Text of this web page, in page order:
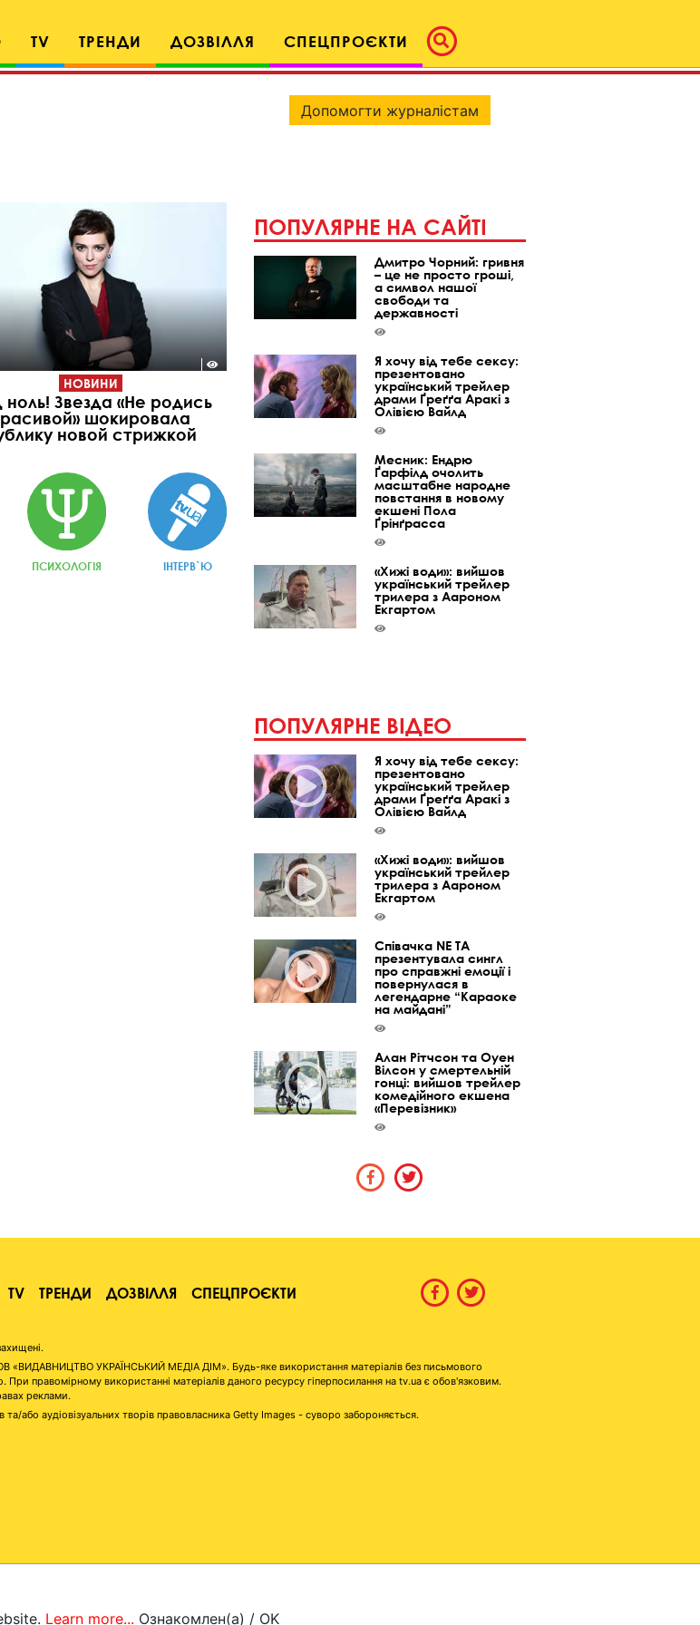
TV ТРЕНДИ ДОЗВІЛЛЯ СПЕЦПРОЄКТИ
НОВИНИ
ноль! Звезда «Не родись
шокировала
новой стрижкой
ПСИХОЛОГІЯ ІНТЕРВ`Ю
Допомогти журналістам
ПОПУЛЯРНЕ НА САЙТІ
Дмитро Чорний: гривня
– це не просто гроші,
а символ нашої
свободи та
державності
Я хочу від тебе сексу:
презентовано
український трейлер
драми Ґреґґа Аракі з
Олівією Вайлд
Месник: Ендрю
Ґарфілд очолить
масштабне народне
повстання в новому
екшені Пола
Ґрінґрасса
«Хижі води»: вийшов
український трейлер
трилера з Аароном
Екгартом
ПОПУЛЯРНЕ ВІДЕО
Я хочу від тебе сексу:
презентовано
український трейлер
драми Ґреґґа Аракі з
Олівією Вайлд
«Хижі води»: вийшов
український трейлер
трилера з Аароном
Екгартом
Співачка NE TA
презентувала сингл
про справжні емоції і
повернулася в
легендарне “Караоке
на майдані”
Алан Рітчсон та Оуен
Вілсон у смертельній
гонці: вийшов трейлер
комедійного екшена
«Перевізник»
TV ТРЕНДИ ДОЗВІЛЛЯ СПЕЦПРОЄКТИ
«ВИДАВНИЦТВО УКРАЇНСЬКИЙ МЕДІА ДІМ». Будь-яке використання матеріалів без письмового
правомірному використанні матеріалів даного ресурсу гіперпосилання на tv.ua є обов'язковим.
реклами.
або аудіовізуальних творів правовласника Getty Images - суворо забороняється.
Learn more... Ознакомлен(а) / OK